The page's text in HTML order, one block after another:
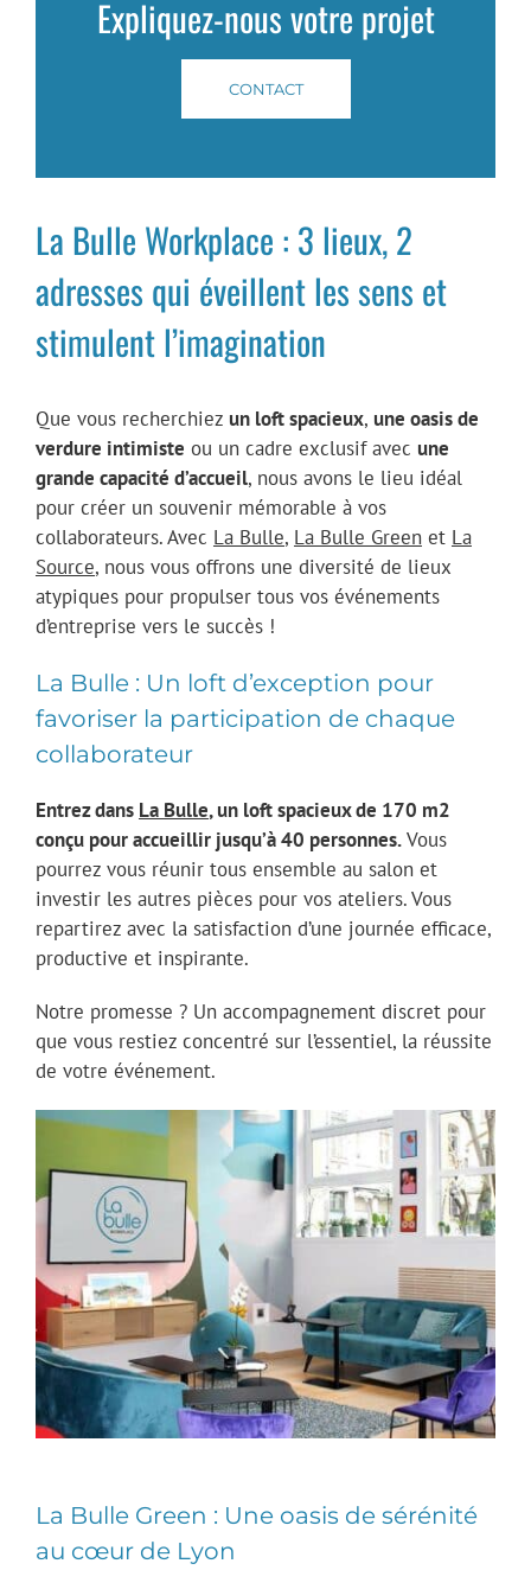
Expliquez-nous votre projet
CONTACT
La Bulle Workplace : 3 lieux, 2
adresses qui éveillent les sens et
stimulent l’imagination
Que vous recherchiez un loft spacieux, une oasis de
verdure intimiste ou un cadre exclusif avec une
grande capacité d’accueil, nous avons le lieu idéal
pour créer un souvenir mémorable à vos
collaborateurs. Avec La Bulle, La Bulle Greenet La
Source, nous vous offrons une diversité de lieux
atypiques pour propulser tous vos événements
d’entreprise vers le succès !
La Bulle : Un loft d’exception pour
favoriser la participation de chaque
collaborateur
Entrez dans La Bulle, un loft spacieux de 170 m2
conçu pour accueillir jusqu’à 40 personnes.Vous
pourrez vous réunir tous ensemble au salon et
investir les autres pièces pour vos ateliers. Vous
repartirez avec la satisfaction d’une journée efficace,
productive et inspirante.
Notre promesse ? Un accompagnement discret pour
que vous restiez concentré sur l’essentiel, la réussite
de votre événement.
La Bulle Green : Une oasis de sérénité
au cœur de Lyon